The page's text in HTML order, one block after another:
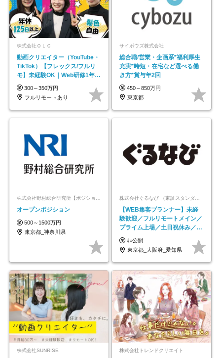
株式会社ＯＬＣ
動画クリエイター（YouTube・
TikTok）【フレックス/フルリ
モ】未経験OK｜Web研修1年間
｜副業OK
300～350万円
フルリモートあり
サイボウズ株式会社
総合職/営業・企画系*福利厚生
充実*時短・在宅など選べる働
き方*賞与年2回
450～850万円
東京都
オープンポジション
500～1500万円
東京都_神奈川県
株式会社ぐるなび （東証スタンダード上場）
【WEB集客プランナー】未経
験歓迎／フルリモートメイン／
プライム上場／土日祝休み／東
京・大阪・名古屋
非公開
東京都_大阪府_愛知県
株式会社SUNRISE 株式会社トレンドクリエイト